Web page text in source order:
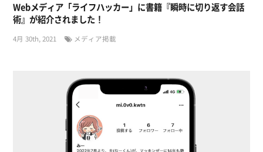
Webメディア「ライフハッカー」に書籍『瞬時に切り返す会話
術』が紹介されました！
4月 30th, 2021 メディア掲載